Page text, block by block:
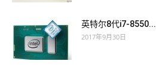
英特尔8代i7-8550...
2017年9月30日